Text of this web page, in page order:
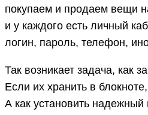
покупаем и продаем вещи
и у каждого есть личный
логин, пароль, телефон,
Так возникает задача, как
Если их хранить в
А как установить надежный